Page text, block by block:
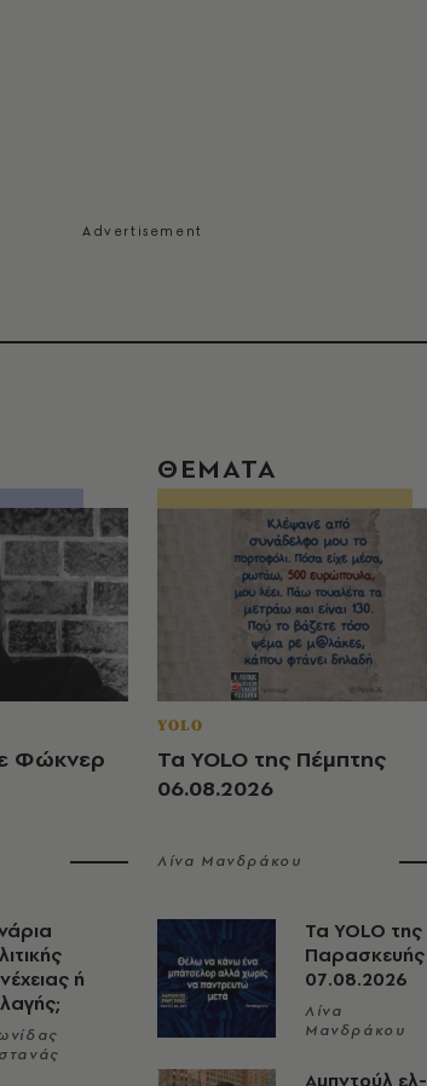
Φώκνερ
ή
ΘΕΜΑΤΑ
YOLO
Τα YOLO της Πέμπτης
06.08.2026
Λίνα Μανδράκου
Τα YOLO της
Παρασκευής
07.08.2026
Λίνα
Μανδράκου
Αμπντούλ ελ-